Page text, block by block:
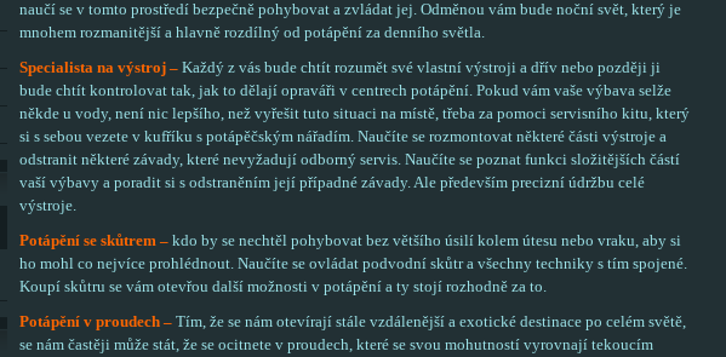
naučí se v tomto prostředí bezpečně pohybovat a zvládat jej. Odměnou vám bude noční svět, který je
mnohem rozmanitější a hlavně rozdílný od potápění za denního světla.
Specialista na výstroj – Každý z vás bude chtít rozumět své vlastní výstroji a dřív nebo později ji
bude chtít kontrolovat tak, jak to dělají opraváři v centrech potápění. Pokud vám vaše výbava selže
někde u vody, není nic lepšího, než vyřešit tuto situaci na místě, třeba za pomoci servisního kitu, který
si s sebou vezete v kufříku s potápěčským nářadím. Naučíte se rozmontovat některé části výstroje a
odstranit některé závady, které nevyžadují odborný servis. Naučíte se poznat funkci složitějších částí
vaší výbavy a poradit si s odstraněním její případné závady. Ale především precizní údržbu celé
výstroje.
Potápění se skůtrem – kdo by se nechtěl pohybovat bez většího úsilí kolem útesu nebo vraku, aby si
ho mohl co nejvíce prohlédnout. Naučíte se ovládat podvodní skůtr a všechny techniky s tím spojené.
Koupí skůtru se vám otevřou další možnosti v potápění a ty stojí rozhodně za to.
Potápění v proudech – Tím, že se nám otevírají stále vzdálenější a exotické destinace po celém světě,
se nám častěji může stát, že se ocitnete v proudech, které se svou mohutností vyrovnají tekoucím